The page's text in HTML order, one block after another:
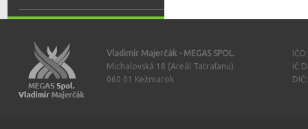
Vladimír Majerčák - MEGAS SPOL.
Michalovská 18 (Areál Tatraľanu)
060 01 Kežmarok
IČ